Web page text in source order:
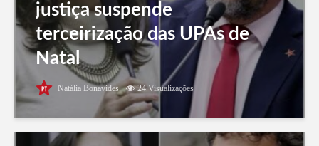
justiça suspende
terceirização das UPAs de
Natal
Natália Bonavides 24 Visualizações